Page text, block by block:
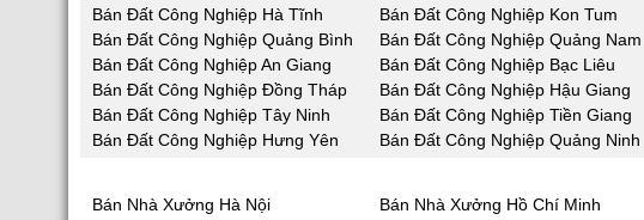
Bán Đất Công Nghiệp Hà Tĩnh
Bán Đất Công Nghiệp Kon Tum
Bán Đất Công Nghiệp Quảng Bình
Bán Đất Công Nghiệp Quảng Nam
Bán Đất Công Nghiệp An Giang
Bán Đất Công Nghiệp Bạc Liêu
Bán Đất Công Nghiệp Đồng Tháp
Bán Đất Công Nghiệp Hậu Giang
Bán Đất Công Nghiệp Tây Ninh
Bán Đất Công Nghiệp Tiền Giang
Bán Đất Công Nghiệp Hưng Yên
Bán Đất Công Nghiệp Quảng Ninh
Bán Nhà Xưởng Hà Nội Bán Nhà Xưởng Hồ Chí Minh